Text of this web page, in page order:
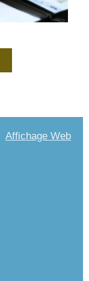
Affichage Web